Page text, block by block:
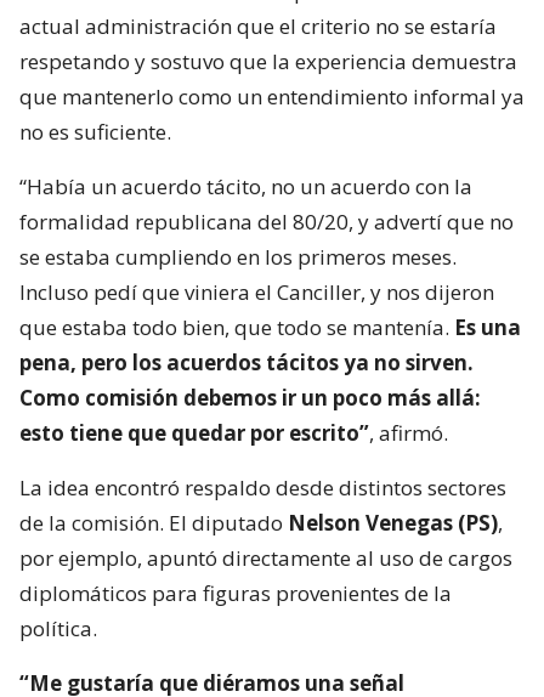
actual administración que el criterio no se estaría
respetando y sostuvo que la experiencia demuestra
que mantenerlo como un entendimiento informal ya
no es suficiente.
“Había un acuerdo tácito, no un acuerdo con la
formalidad republicana del 80/20, y advertí que no
se estaba cumpliendo en los primeros meses.
Incluso pedí que viniera el Canciller, y nos dijeron
que estaba todo bien, que todo se mantenía. Es una
pena, pero los acuerdos tácitos ya no sirven.
Como comisión debemos ir un poco más allá:
esto tiene que quedar por escrito”, afirmó.
La idea encontró respaldo desde distintos sectores
de la comisión. El diputado Nelson Venegas (PS),
por ejemplo, apuntó directamente al uso de cargos
diplomáticos para figuras provenientes de la
política.
“Me gustaría que diéramos una señal